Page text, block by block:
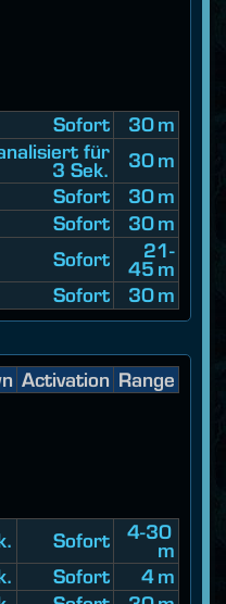
Sofort
30 m
für
3 Sek.
30 m
Sofort
30 m
Sofort
30 m
Sofort
21-
45 m
Sofort 30 m
Activation Range
Sofort
4-30
m
Sofort
4 m